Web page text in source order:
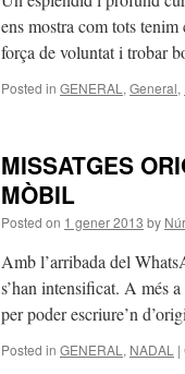
ens mostra com tots
força de voluntat i trobar
Posted in GENERAL , General,
MISSATGES
MÒBIL
Posted on 1 gener 2013 by
Amb l’arribada del
s’han intensificat. A més
per poder escriure’n
Posted in GENERAL , NADAL |